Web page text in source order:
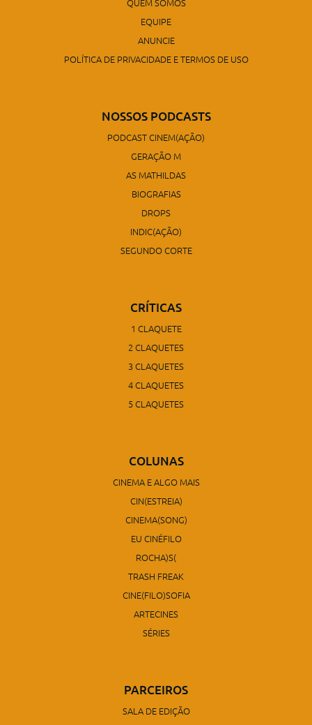
QUEM SOMOS
EQUIPE
ANUNCIE
POLÍTICA DE PRIVACIDADE E TERMOS DE USO
NOSSOS PODCASTS
PODCAST CINEM(AÇÃO)
GERAÇÃO M
AS MATHILDAS
BIOGRAFIAS
DROPS
INDIC(AÇÃO)
SEGUNDO CORTE
CRÍTICAS
1 CLAQUETE
2 CLAQUETES
3 CLAQUETES
4 CLAQUETES
5 CLAQUETES
COLUNAS
CINEMA E ALGO MAIS
CIN(ESTREIA)
CINEMA(SONG)
EU CINÉFILO
ROCHA)S(
TRASH FREAK
CINE(FILO)SOFIA
ARTECINES
SÉRIES
PARCEIROS
SALA DE EDIÇÃO